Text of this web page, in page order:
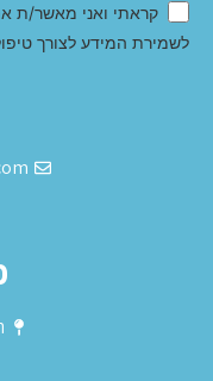
קראתי ואני מאשר/ת
לשמירת המידע לצורך